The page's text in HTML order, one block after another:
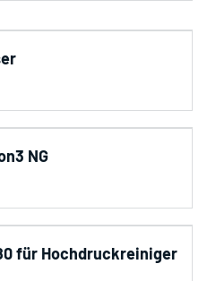
NG
für Hochdruckreiniger